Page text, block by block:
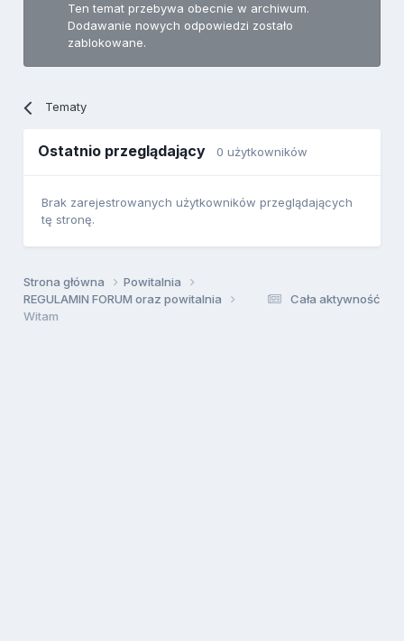
Ten temat przebywa obecnie w archiwum.
Dodawanie nowych odpowiedzi zostało
zablokowane.
Tematy
Ostatnio przeglądający 0 użytkowników
Brak zarejestrowanych użytkowników przeglądających
tę stronę.
Cała aktywność
Strona główna
Powitalnia
REGULAMIN FORUM oraz powitalnia
Witam